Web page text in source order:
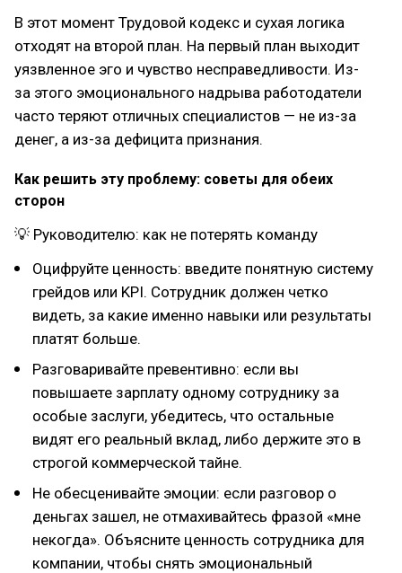
В этот момент Трудовой кодекс и сухая логика
отходят на второй план. На первый план выходит
уязвленное эго и чувство несправедливости. Из-
за этого эмоционального надрыва работодатели
часто теряют отличных специалистов — не из-за
денег, а из-за дефицита признания.
Как решить эту проблему: советы для обеих
сторон
💡 Руководителю: как не потерять команду
Оцифруйте ценность: введите понятную систему
грейдов или KPI. Сотрудник должен четко
видеть, за какие именно навыки или результаты
платят больше.
Разговаривайте превентивно: если вы
повышаете зарплату одному сотруднику за
особые заслуги, убедитесь, что остальные
видят его реальный вклад, либо держите это в
строгой коммерческой тайне.
Не обесценивайте эмоции: если разговор о
деньгах зашел, не отмахивайтесь фразой «мне
некогда». Объясните ценность сотрудника для
компании, чтобы снять эмоциональный